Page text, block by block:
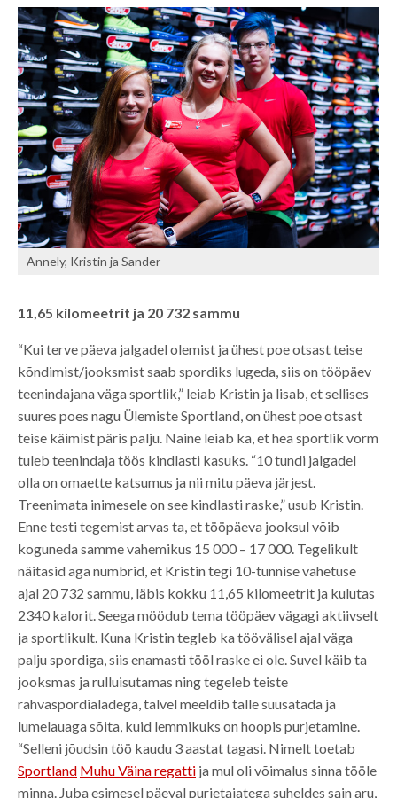
Annely, Kristin ja Sander
11,65 kilomeetrit ja 20 732 sammu
“Kui terve päeva jalgadel olemist ja ühest poe otsast teise
kõndimist/jooksmist saab spordiks lugeda, siis on tööpäev
teenindajana väga sportlik,” leiab Kristin ja lisab, et sellises
suures poes nagu Ülemiste Sportland, on ühest poe otsast
teise käimist päris palju. Naine leiab ka, et hea sportlik vorm
tuleb teenindaja töös kindlasti kasuks. “10 tundi jalgadel
olla on omaette katsumus ja nii mitu päeva järjest.
Treenimata inimesele on see kindlasti raske,” usub Kristin.
Enne testi tegemist arvas ta, et tööpäeva jooksul võib
koguneda samme vahemikus 15 000 – 17 000. Tegelikult
näitasid aga numbrid, et Kristin tegi 10-tunnise vahetuse
ajal 20 732 sammu, läbis kokku 11,65 kilomeetrit ja kulutas
2340 kalorit. Seega möödub tema tööpäev vägagi aktiivselt
ja sportlikult. Kuna Kristin tegleb ka töövälisel ajal väga
palju spordiga, siis enamasti tööl raske ei ole. Suvel käib ta
jooksmas ja rulluisutamas ning tegeleb teiste
rahvaspordialadega, talvel meeldib talle suusatada ja
lumelauaga sõita, kuid lemmikuks on hoopis purjetamine.
“Selleni jõudsin töö kaudu 3 aastat tagasi. Nimelt toetab
Sportland Muhu Väina regatti ja mul oli võimalus sinna tööle
minna. Juba esimesel päeval purjetajatega suheldes sain aru,